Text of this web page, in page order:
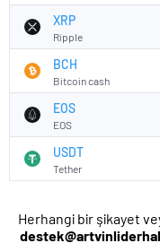
XRP
Ripple
BCH
Bitcoin cash
EOS
EOS
USDT
Tether
Herhangi bir şikayet